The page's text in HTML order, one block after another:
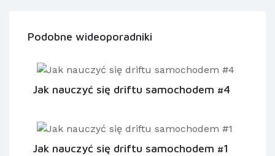
Podobne wideoporadniki
Jak nauczyć się driftu samochodem #4
Jak nauczyć się driftu samochodem #1